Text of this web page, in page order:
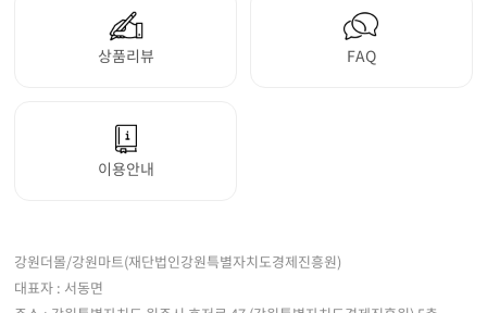
상품리뷰 FAQ
이용안내
강원더몰/강원마트(재단법인강원특별자치도경제진흥원)
대표자 : 서동면